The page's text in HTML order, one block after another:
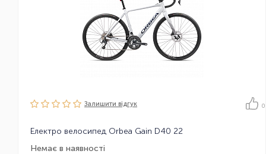
Залишити вiдгук 0
Електро велосипед Orbea Gain D40 22
Немає в наявності